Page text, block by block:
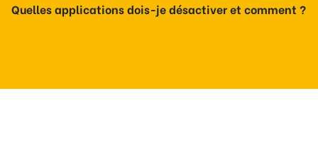
Quelles applications dois-je désactiver et comment ?